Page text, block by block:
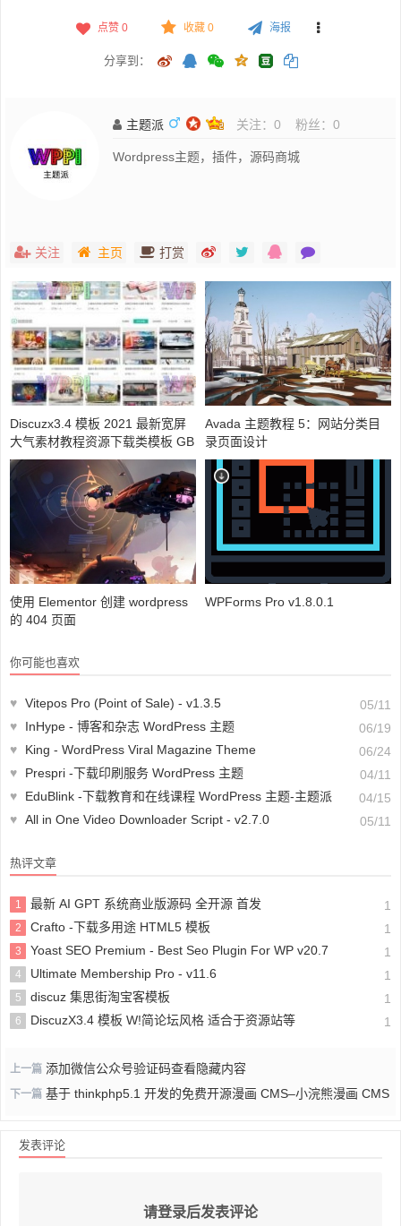
点赞 0 收藏 0 海报
分享到：
主题派 关注： 0 粉丝： 0
Wordpress主题，插件，源码商城
关注 主页 打赏
Discuzx3.4 模板 2021 最新宽屏
大气素材教程资源下载类模板 GB
K
Avada 主题教程 5：网站分类目
录页面设计
使用 Elementor 创建 wordpress
的 404 页面
WPForms Pro v1.8.0.1
你可能也喜欢
♥ Vitepos Pro (Point of Sale) - v1.3.5
05/11
♥
InHype - 博客和杂志 WordPress 主题
06/19
♥
King - WordPress Viral Magazine Theme
06/24
♥
Prespri -下载印刷服务 WordPress 主题
04/11
♥
EduBlink -下载教育和在线课程 WordPress 主题-主题派
04/15
♥ All in One Video Downloader Script - v2.7.0 05/11
热评文章
1 最新 AI GPT 系统商业版源码 全开源 首发 1
2 Crafto -下载多用途 HTML5 模板 1
3 Yoast SEO Premium - Best Seo Plugin For WP v20.7 1
4 Ultimate Membership Pro - v11.6 1
5 discuz 集思街淘宝客模板 1
6 DiscuzX3.4 模板 W!简论坛风格 适合于资源站等 1
上一篇 添加微信公众号验证码查看隐藏内容
下一篇 基于 thinkphp5.1 开发的免费开源漫画 CMS–小浣熊漫画 CMS
发表评论
请登录后发表评论